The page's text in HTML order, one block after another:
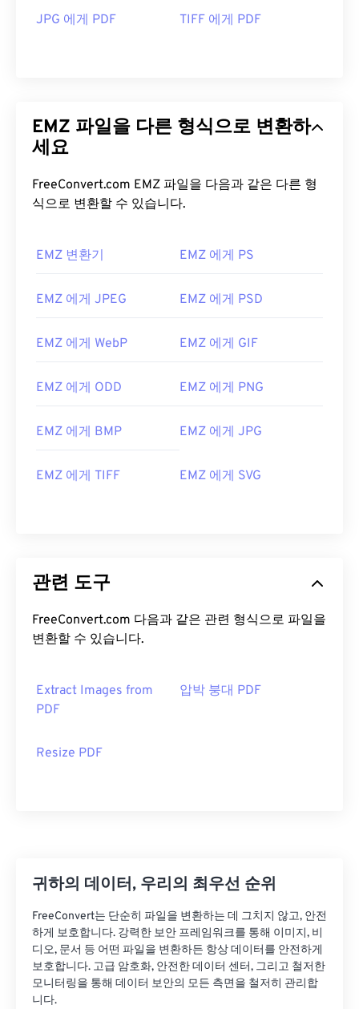
JPG 에게 PDF TIFF 에게 PDF
EMZ 파일을 다른 형식으로 변환하
세요
FreeConvert.com EMZ 파일을 다음과 같은 다른 형
식으로 변환할 수 있습니다.
EMZ 변환기 EMZ 에게 PS
EMZ 에게 JPEG EMZ 에게 PSD
EMZ 에게 WebP EMZ 에게 GIF
EMZ 에게 ODD EMZ 에게 PNG
EMZ 에게 BMP EMZ 에게 JPG
EMZ 에게 TIFF EMZ 에게 SVG
관련 도구
FreeConvert.com 다음과 같은 관련 형식으로 파일을
변환할 수 있습니다.
Extract Images from
PDF
압박 붕대 PDF
Resize PDF
귀하의 데이터, 우리의 최우선 순위
FreeConvert는 단순히 파일을 변환하는 데 그치지 않고, 안전
하게 보호합니다. 강력한 보안 프레임워크를 통해 이미지, 비
디오, 문서 등 어떤 파일을 변환하든 항상 데이터를 안전하게
보호합니다. 고급 암호화, 안전한 데이터 센터, 그리고 철저한
모니터링을 통해 데이터 보안의 모든 측면을 철저히 관리합
니다.